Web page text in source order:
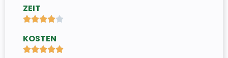
ZEIT

KOSTEN
